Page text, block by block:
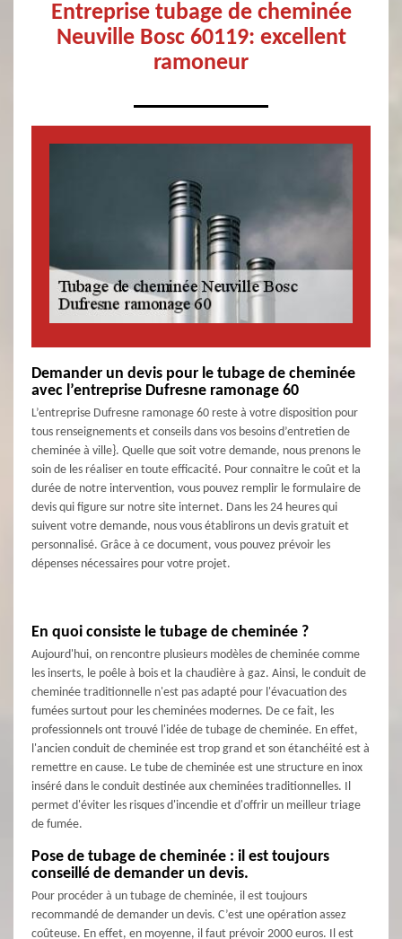
Entreprise tubage de cheminée
Neuville Bosc 60119: excellent
ramoneur
Demander un devis pour le tubage de cheminée
avec l’entreprise Dufresne ramonage 60
L’entreprise Dufresne ramonage 60 reste à votre disposition pour
tous renseignements et conseils dans vos besoins d’entretien de
cheminée à ville}. Quelle que soit votre demande, nous prenons le
soin de les réaliser en toute efficacité. Pour connaitre le coût et la
durée de notre intervention, vous pouvez remplir le formulaire de
devis qui figure sur notre site internet. Dans les 24 heures qui
suivent votre demande, nous vous établirons un devis gratuit et
personnalisé. Grâce à ce document, vous pouvez prévoir les
dépenses nécessaires pour votre projet.
En quoi consiste le tubage de cheminée ?
Aujourd'hui, on rencontre plusieurs modèles de cheminée comme
les inserts, le poêle à bois et la chaudière à gaz. Ainsi, le conduit de
cheminée traditionnelle n'est pas adapté pour l'évacuation des
fumées surtout pour les cheminées modernes. De ce fait, les
professionnels ont trouvé l'idée de tubage de cheminée. En effet,
l'ancien conduit de cheminée est trop grand et son étanchéité est à
remettre en cause. Le tube de cheminée est une structure en inox
inséré dans le conduit destinée aux cheminées traditionnelles. Il
permet d'éviter les risques d'incendie et d'offrir un meilleur triage
de fumée.
Pose de tubage de cheminée : il est toujours
conseillé de demander un devis.
Pour procéder à un tubage de cheminée, il est toujours
recommandé de demander un devis. C’est une opération assez
coûteuse. En effet, en moyenne, il faut prévoir 2000 euros. Il est